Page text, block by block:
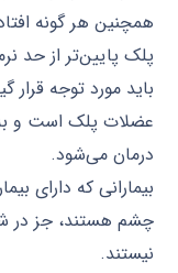
همچنین هر گونه
پلک پایین‌تر از
باید مورد توجه
عضلات پلک است و به
درمان می‌شود.
بیمارانی که دارای
چشم هستند، جز در
نیستند.